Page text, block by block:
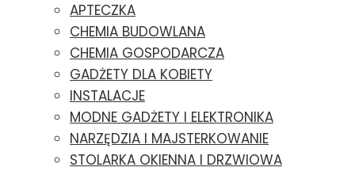
APTECZKA
CHEMIA BUDOWLANA
CHEMIA GOSPODARCZA
GADŻETY DLA KOBIETY
INSTALACJE
MODNE GADŻETY I ELEKTRONIKA
NARZĘDZIA I MAJSTERKOWANIE
STOLARKA OKIENNA I DRZWIOWA